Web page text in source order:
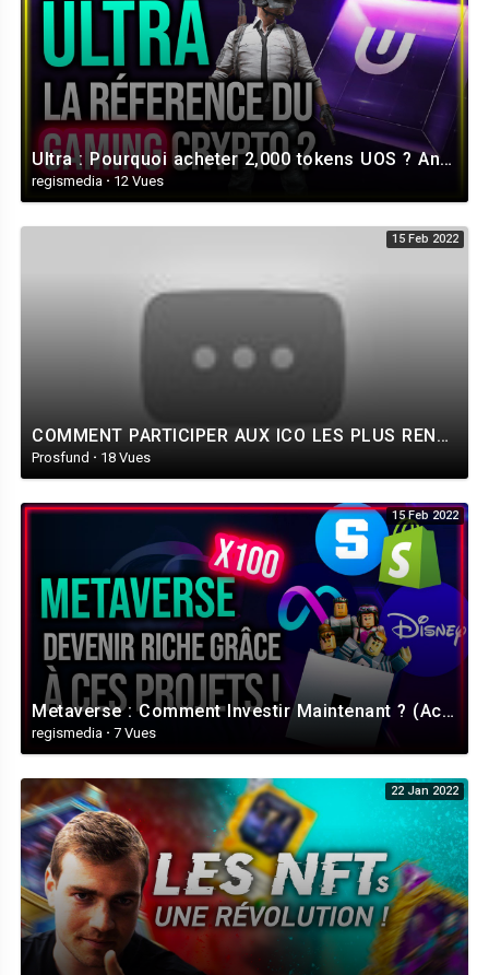
Ultra : Pourquoi acheter 2,000 tokens UOS ? Analyse et prédictions 🔥
regismedia·12 Vues
15 Feb 2022
COMMENT PARTICIPER AUX ICO LES PLUS RENTABLES (X200, X300 en gains potentiel) - [Tutoriel COINLIST]
Prosfund · 18 Vues
15 Feb 2022
Metaverse : Comment Investir Maintenant ? (Actions, X100 Crypto, NFT) 🔥
regismedia · 7 Vues
22 Jan 2022